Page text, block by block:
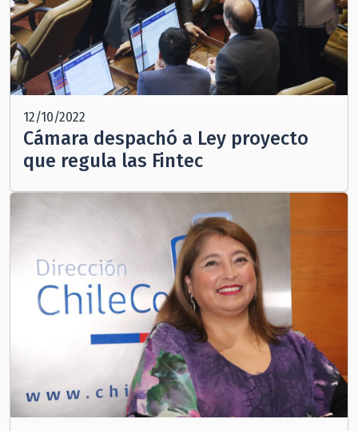
12/10/2022
Cámara despachó a Ley proyecto
que regula las Fintec